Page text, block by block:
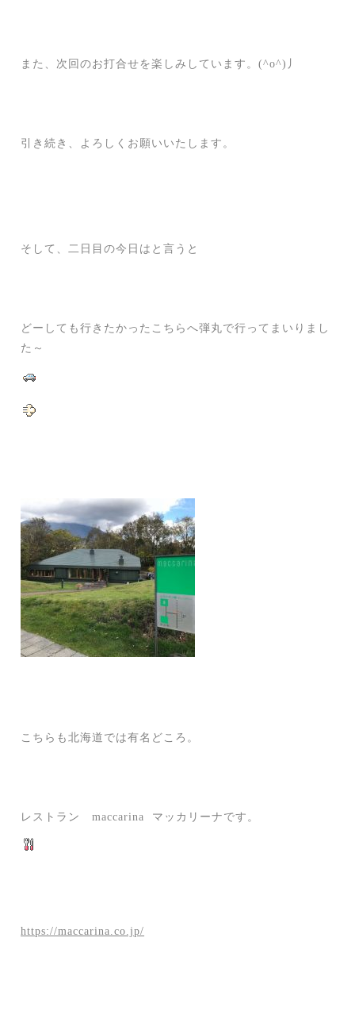
また、次回のお打合せを楽しみしています。(^o^)丿
引き続き、よろしくお願いいたします。
そして、二日目の今日はと言うと
どーしても行きたかったこちらへ弾丸で行ってまいりまし
た～
こちらも北海道では有名どころ。
レストラン maccarina マッカリーナです。
https://maccarina.co.jp/